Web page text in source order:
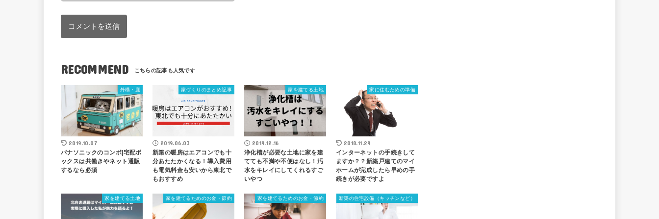
RECOMMEND
外構・庭
2019.10.07
パナソニックのコンボ|宅配ボ
ックスは共働きやネット通販
するなら必須
家づくりのまとめ記事
2019.06.03
新築の暖房はエアコンでも十
分あたたかくなる！導入費用
も電気料金も安いから東北で
もおすすめ
家を建てる土地
2019.12.16
浄化槽が必要な土地に家を建
てても不満や不便はなし！汚
水をキレイにしてくれるすご
いやつ
家に住むための準備
2018.11.29
インターネットの手続きして
ますか？？新築戸建てのマイ
ホームが完成したら早めの手
続きが必要ですよ
家を建てる土地 家を建てるためのお金・節約 家を建てるためのお金・節約 新築の住宅設備（キッチンなど）